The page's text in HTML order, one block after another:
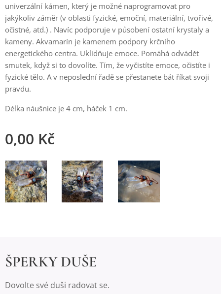
univerzální kámen, který je možné naprogramovat pro
jakýkoliv záměr (v oblasti fyzické, emoční, materiální, tvořivé,
očistné, atd.) . Navíc podporuje v působení ostatní krystaly a
kameny. Akvamarín je kamenem podpory krčního
energetického centra. Uklidňuje emoce. Pomáhá odvádět
smutek, když si to dovolíte. Tím, že vyčistíte emoce, očistíte i
fyzické tělo. A v neposlední řadě se přestanete bát říkat svoji
pravdu.
Délka náušnice je 4 cm, háček 1 cm.
0,00 Kč
ŠPERKY DUŠE
Dovolte své duši radovat se.